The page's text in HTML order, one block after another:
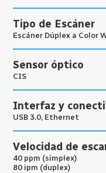
Tipo de Escáner
Escáner Dúplex a Color
Sensor óptico
CIS
Interfaz y
USB 3.0, Ethernet
Velocidad de
40 ppm (simplex)
80 ipm (duplex)